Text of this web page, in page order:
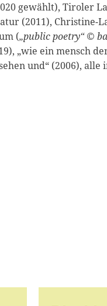
ge­wählt), Tiroler
(2011), Christine-
(„public poetry“ ©
„wie ein mensch
und“ (2006),